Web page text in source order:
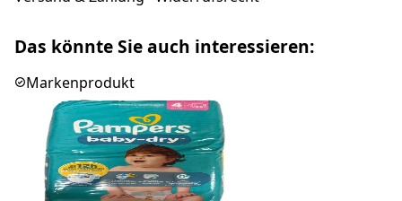
Das könnte Sie auch interessieren:
Markenprodukt